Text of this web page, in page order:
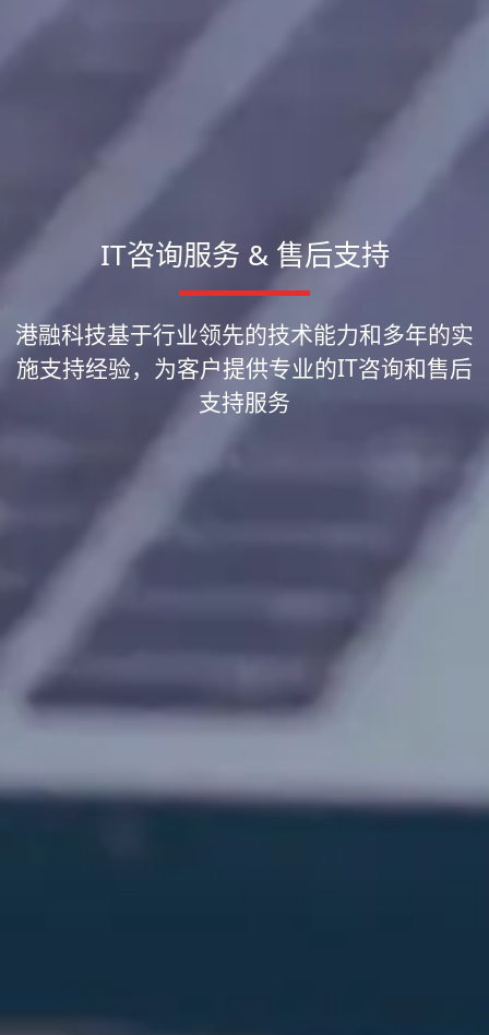
IT咨询服务 & 售后支持
港融科技基于行业领先的技术能力和多年的实
施支持经验，为客户提供专业的IT咨询和售后
支持服务